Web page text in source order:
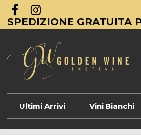
SPEDIZIONE GRATUITA
Ultimi Arrivi Vini Bianchi